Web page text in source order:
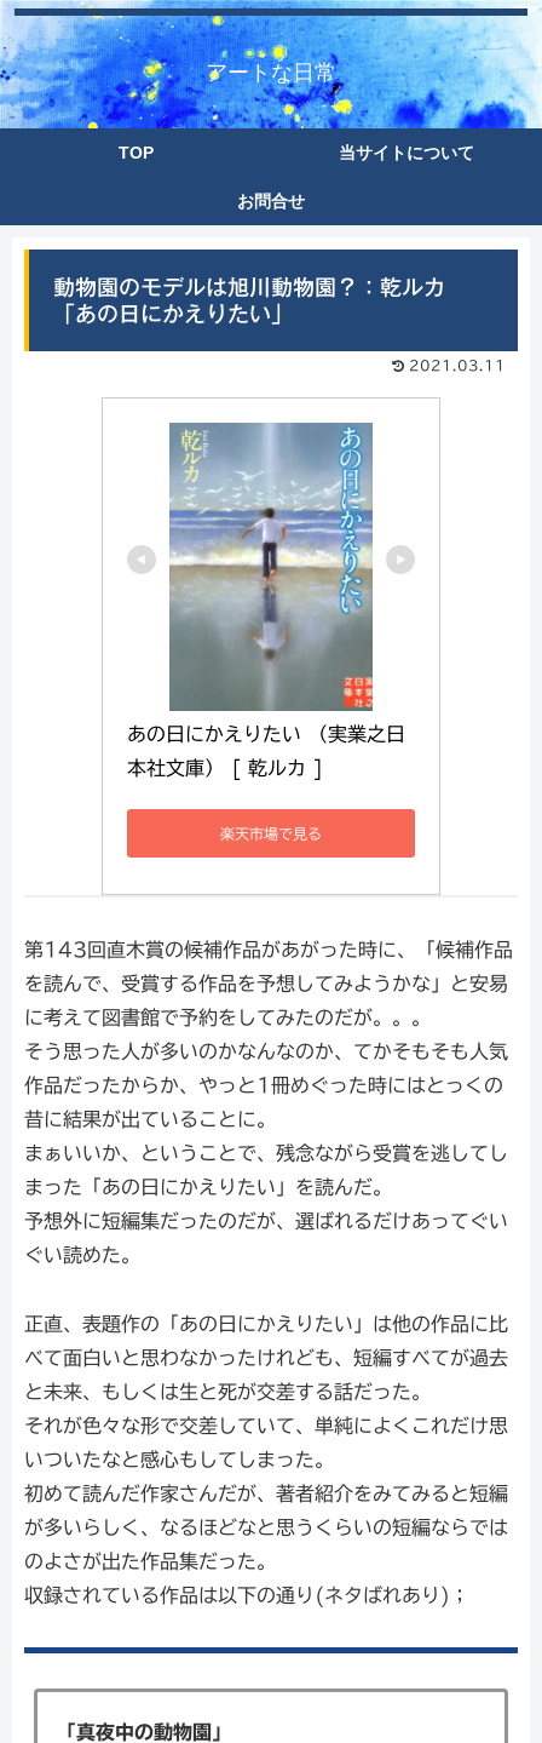
アートな日常
TOP 当サイトについて
お問合せ
動物園のモデルは旭川動物園？：乾ルカ
「あの日にかえりたい」
2021.03.11
あの日にかえりたい （実業之日
本社文庫） [ 乾ルカ ]
楽天市場で見る
第143回直木賞の候補作品があがった時に、「候補作品
を読んで、受賞する作品を予想してみようかな」と安易
に考えて図書館で予約をしてみたのだが。。。
そう思った人が多いのかなんなのか、てかそもそも人気
作品だったからか、やっと1冊めぐった時にはとっくの
昔に結果が出ていることに。
まぁいいか、ということで、残念ながら受賞を逃してし
まった「あの日にかえりたい」を読んだ。
予想外に短編集だったのだが、選ばれるだけあってぐい
ぐい読めた。
正直、表題作の「あの日にかえりたい」は他の作品に比
べて面白いと思わなかったけれども、短編すべてが過去
と未来、もしくは生と死が交差する話だった。
それが色々な形で交差していて、単純によくこれだけ思
いついたなと感心もしてしまった。
初めて読んだ作家さんだが、著者紹介をみてみると短編
が多いらしく、なるほどなと思うくらいの短編ならでは
のよさが出た作品集だった。
収録されている作品は以下の通り(ネタばれあり)；
「真夜中の動物園」